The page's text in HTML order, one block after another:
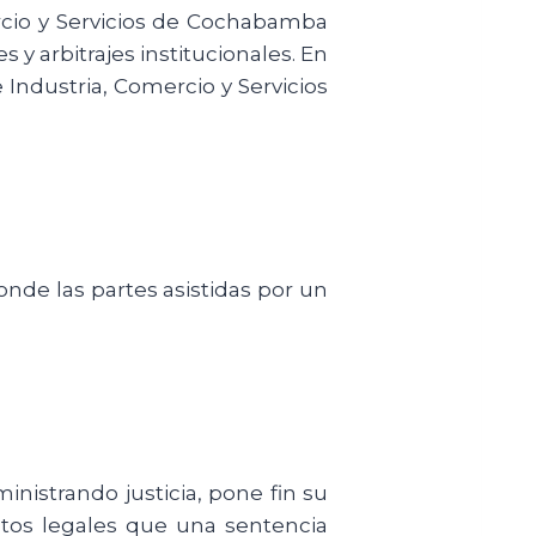
y Servicios de Cochabamba
y arbitrajes institucionales. En
Comercio y Servicios
las partes asistidas por un
justicia, pone fin su
legales que una sentencia